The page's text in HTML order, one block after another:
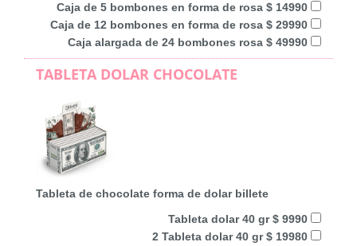
Caja de 5 bombones en forma de rosa $ 14990
Caja de 12 bombones en forma de rosa $ 29990
Caja alargada de 24 bombones rosa $ 49990
TABLETA DOLAR CHOCOLATE
Tableta de chocolate forma de dolar billete
Tableta dolar 40 gr $ 9990
2 Tableta dolar 40 gr $ 19980